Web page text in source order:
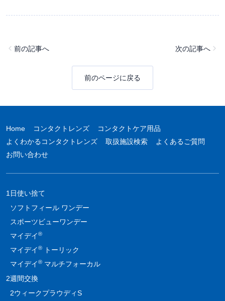
前の記事へ 次の記事へ
前のページに戻る
Home コンタクトレンズ
コンタクトケア用品
よくわかるコンタクトレンズ
取扱施設検索
よくあるご質問
お問い合わせ
1日使い捨て
ソフトフィール ワンデー
スポーツビューワンデー
マイデイ®
マイデイ®
トーリック
マイデイ® マルチフォーカル
2週間交換
2ウィークプラウディS